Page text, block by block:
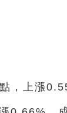
，上漲